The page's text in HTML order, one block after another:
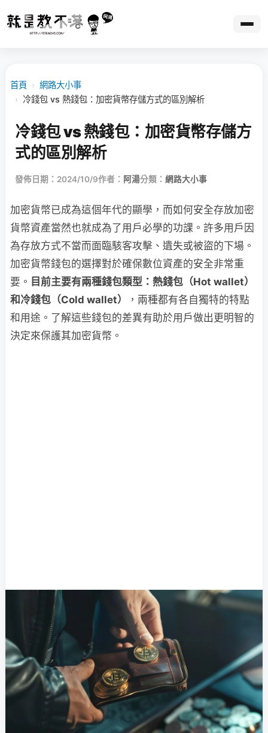
首頁 › 網路大小事
› 冷錢包 vs 熱錢包：加密貨幣存儲方式的區別解析
冷錢包 vs 熱錢包：加密貨幣存儲方
式的區別解析
發佈日期：2024/10/9作者： 阿湯分類： 網路大小事
加密貨幣已成為這個年代的顯學，而如何安全存放加密
貨幣資產當然也就成為了用戶必學的功課。許多用戶因
為存放方式不當而面臨駭客攻擊、遺失或被盜的下場。
加密貨幣錢包的選擇對於確保數位資產的安全非常重
要。 目前主要有兩種錢包類型：熱錢包（Hot wallet）
和冷錢包（Cold wallet）
，兩種都有各自獨特的特點
和用途。了解這些錢包的差異有助於用戶做出更明智的
決定來保護其加密貨幣。